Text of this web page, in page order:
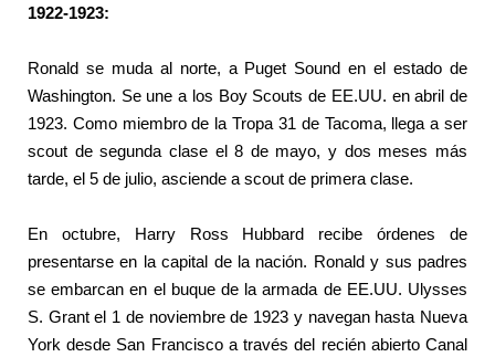
1922-1923:
Ronald se muda al norte, a Puget Sound en el estado de
Washington. Se une a los Boy Scouts de EE.UU. en abril de
1923. Como miembro de la Tropa 31 de Tacoma, llega a ser
scout de segunda clase el 8 de mayo, y dos meses más
tarde, el 5 de julio, asciende a scout de primera clase.
En octubre, Harry Ross Hubbard recibe órdenes de
presentarse en la capital de la nación. Ronald y sus padres
se embarcan en el buque de la armada de EE.UU. Ulysses
S. Grant el 1 de noviembre de 1923 y navegan hasta Nueva
York desde San Francisco a través del recién abierto Canal